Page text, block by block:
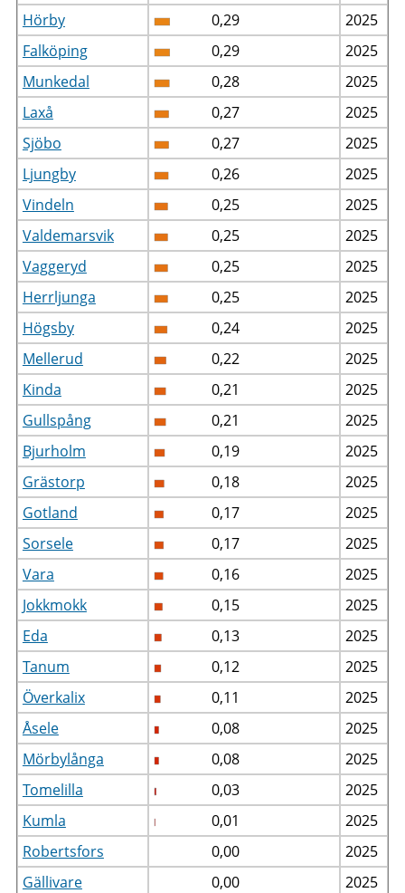
Hörby
0,29
2025
Falköping
0,29
2025
Munkedal
0,28
2025
Laxå
0,27
2025
Sjöbo
0,27
2025
Ljungby
0,26
2025
Vindeln
0,25
2025
Valdemarsvik
0,25
2025
Vaggeryd
0,25
2025
Herrljunga
0,25
2025
Högsby
0,24
2025
Mellerud
0,22
2025
Kinda
0,21
2025
Gullspång
0,21
2025
Bjurholm
0,19
2025
Grästorp
0,18
2025
Gotland
0,17
2025
Sorsele
0,17
2025
Vara
0,16
2025
Jokkmokk
0,15
2025
Eda
0,13
2025
Tanum
0,12
2025
Överkalix
0,11
2025
Åsele
0,08
2025
Mörbylånga
0,08
2025
Tomelilla
0,03
2025
Kumla
0,01
2025
Robertsfors
0,00
2025
Gällivare
0,00
2025